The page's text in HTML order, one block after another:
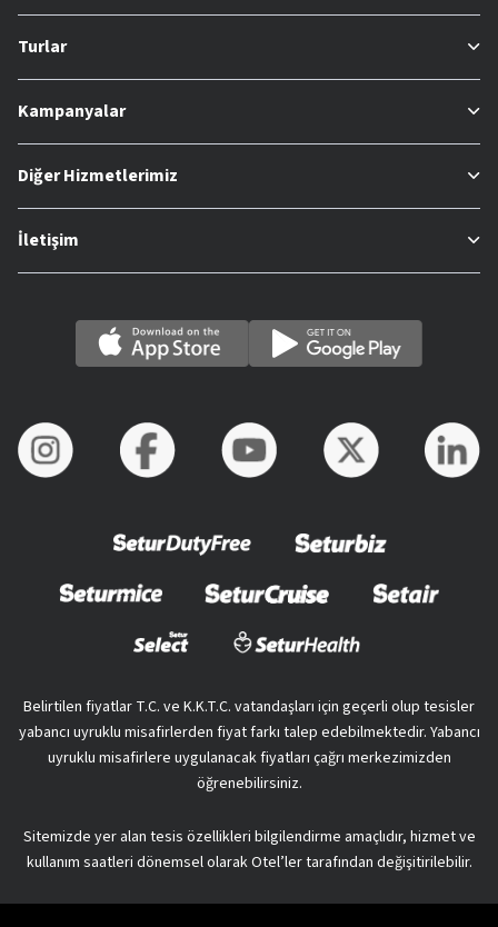
Turlar
Kampanyalar
Diğer Hizmetlerimiz
İletişim
Belirtilen fiyatlar T.C. ve K.K.T.C. vatandaşları için geçerli olup tesisler
yabancı uyruklu misafirlerden fiyat farkı talep edebilmektedir. Yabancı
uyruklu misafirlere uygulanacak fiyatları çağrı merkezimizden
öğrenebilirsiniz.
Sitemizde yer alan tesis özellikleri bilgilendirme amaçlıdır, hizmet ve
kullanım saatleri dönemsel olarak Otel’ler tarafından değişitirilebilir.